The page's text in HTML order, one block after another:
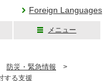
Foreign Languages
メニュー
防災・緊急情報 >
する支援